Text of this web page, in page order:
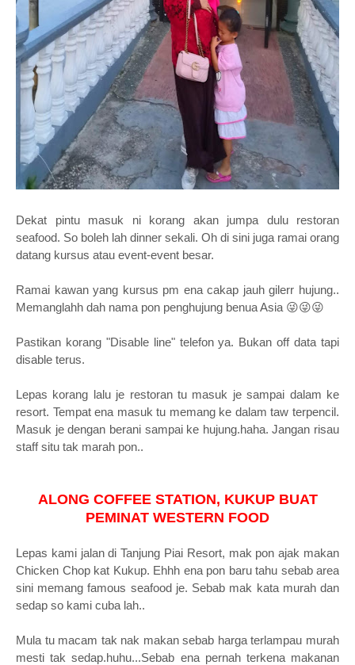
Dekat pintu masuk ni korang akan jumpa dulu restoran
seafood. So boleh lah dinner sekali. Oh di sini juga ramai orang
datang kursus atau event-event besar.
Ramai kawan yang kursus pm ena cakap jauh gilerr hujung..
Memanglahh dah nama pon penghujung benua Asia 😜😜😜
Pastikan korang "Disable line" telefon ya. Bukan off data tapi
disable terus.
Lepas korang lalu je restoran tu masuk je sampai dalam ke
resort. Tempat ena masuk tu memang ke dalam taw terpencil.
Masuk je dengan berani sampai ke hujung.haha. Jangan risau
staff situ tak marah pon..
ALONG COFFEE STATION, KUKUP BUAT
PEMINAT WESTERN FOOD
Lepas kami jalan di Tanjung Piai Resort, mak pon ajak makan
Chicken Chop kat Kukup. Ehhh ena pon baru tahu sebab area
sini memang famous seafood je. Sebab mak kata murah dan
sedap so kami cuba lah..
Mula tu macam tak nak makan sebab harga terlampau murah
mesti tak sedap.huhu...Sebab ena pernah terkena makanan